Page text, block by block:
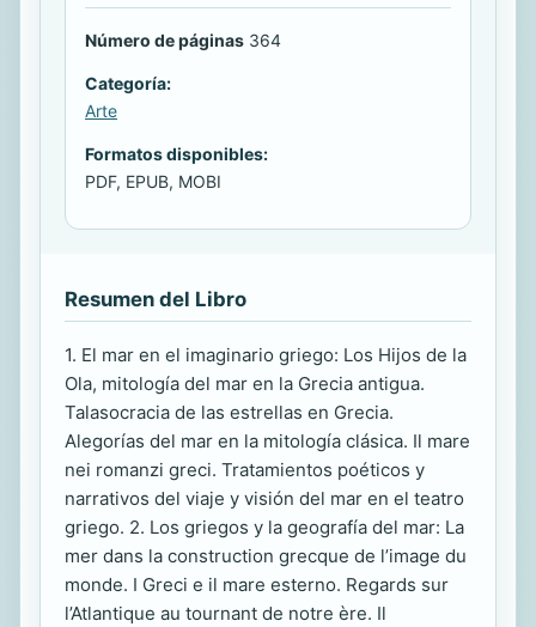
Número de páginas 364
Categoría:
Arte
Formatos disponibles:
PDF, EPUB, MOBI
Resumen del Libro
1. El mar en el imaginario griego: Los Hijos de la
Ola, mitología del mar en la Grecia antigua.
Talasocracia de las estrellas en Grecia.
Alegorías del mar en la mitología clásica. Il mare
nei romanzi greci. Tratamientos poéticos y
narrativos del viaje y visión del mar en el teatro
griego. 2. Los griegos y la geografía del mar: La
mer dans la construction grecque de l’image du
monde. I Greci e il mare esterno. Regards sur
l’Atlantique au tournant de notre ère. Il